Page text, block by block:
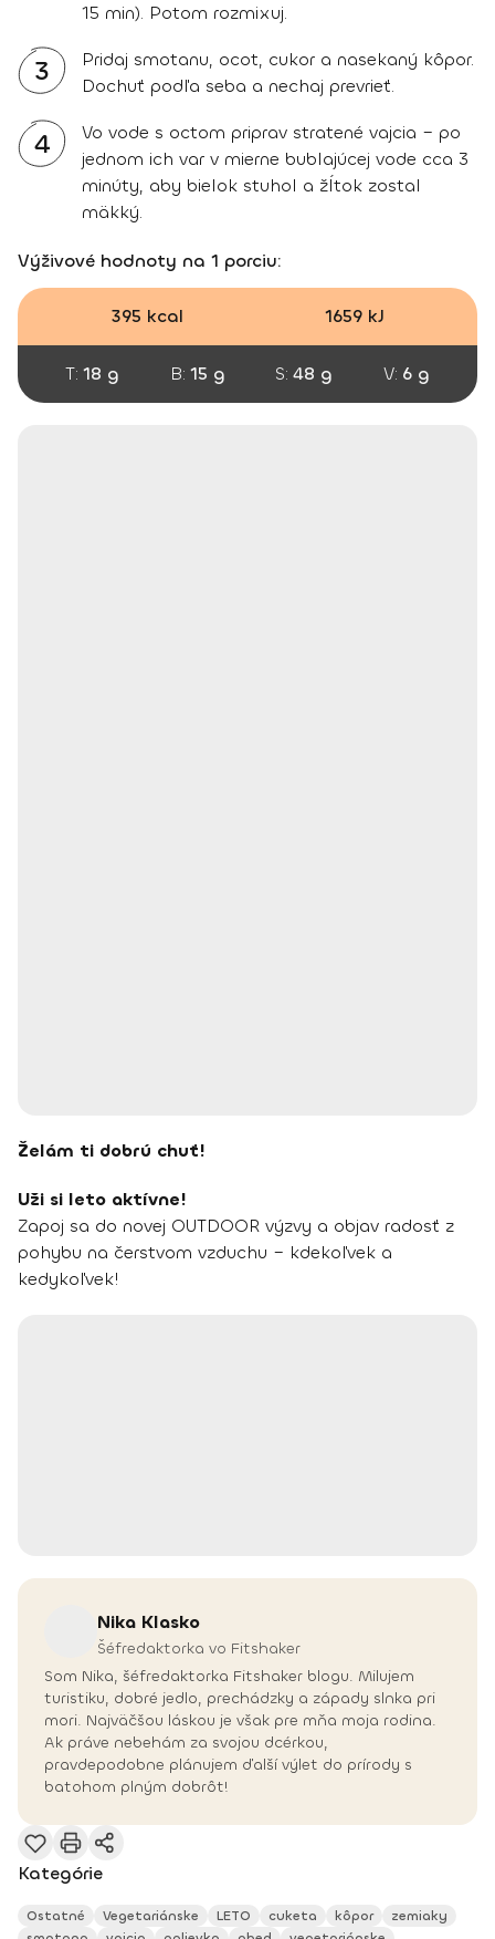
15 min). Potom rozmixuj.
3
Pridaj smotanu, ocot, cukor a nasekaný kôpor.
Dochuť podľa seba a nechaj prevrieť.
4
Vo vode s octom priprav stratené vajcia – po
jednom ich var v mierne bublajúcej vode cca 3
minúty, aby bielok stuhol a žĺtok zostal
mäkký.
Výživové hodnoty na 1 porciu:
395 kcal 1659 kJ
T: 18 g B: 15 g S: 48 g V: 6 g
Želám ti dobrú chuť!
Uži si leto aktívne!
Zapoj sa do novej OUTDOOR výzvy a objav radosť z
pohybu na čerstvom vzduchu – kdekoľvek a
kedykoľvek!
Nika Klasko
Šéfredaktorka vo Fitshaker
Som Nika, šéfredaktorka Fitshaker blogu. Milujem
turistiku, dobré jedlo, prechádzky a západy slnka pri
mori. Najväčšou láskou je však pre mňa moja rodina.
Ak práve nebehám za svojou dcérkou,
pravdepodobne plánujem ďalší výlet do prírody s
batohom plným dobrôt!
Kategórie
Ostatné Vegetariánske LETO cuketa kôpor
zemiaky